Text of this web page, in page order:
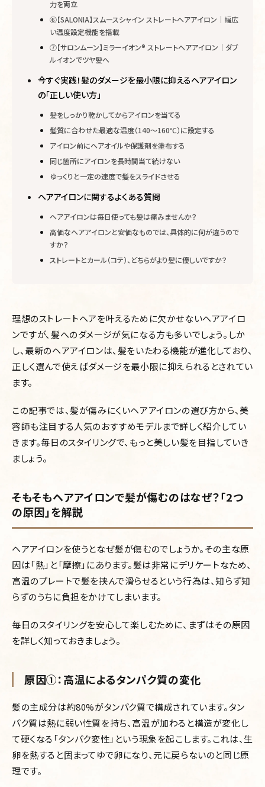
力を両立
⑥【SALONIA】スムースシャイン ストレートヘアアイロン｜幅広
い温度設定機能を搭載
⑦【サロンムーン】ミラーイオン®︎ ストレートヘアアイロン｜ダブ
ルイオンでツヤ髪へ
今すぐ実践！髪のダメージを最小限に抑えるヘアアイロン
の「正しい使い方」
髪をしっかり乾かしてからアイロンを当てる
髪質に合わせた最適な温度（140～160℃）に設定する
アイロン前にヘアオイルや保護剤を塗布する
同じ箇所にアイロンを長時間当て続けない
ゆっくりと一定の速度で髪をスライドさせる
ヘアアイロンに関するよくある質問
ヘアアイロンは毎日使っても髪は痛みませんか？
高価なヘアアイロンと安価なものでは、具体的に何が違うので
すか？
ストレートとカール（コテ）、どちらがより髪に優しいですか？
理想のストレートヘアを叶えるために欠かせないヘアアイロ
ンですが、髪へのダメージが気になる方も多いでしょう。しか
し、最新のヘアアイロンは、髪をいたわる機能が進化しており、
正しく選んで使えばダメージを最小限に抑えられるとされてい
ます。
この記事では、髪が傷みにくいヘアアイロンの選び方から、美
容師も注目する人気のおすすめモデルまで詳しく紹介してい
きます。毎日のスタイリングで、もっと美しい髪を目指していき
ましょう。
そもそもヘアアイロンで髪が傷むのはなぜ？「2つ
の原因」を解説
ヘアアイロンを使うとなぜ髪が傷むのでしょうか。その主な原
因は「熱」と「摩擦」にあります。髪は非常にデリケートなため、
高温のプレートで髪を挟んで滑らせるという行為は、知らず知
らずのうちに負担をかけてしまいます。
毎日のスタイリングを安心して楽しむために、まずはその原因
を詳しく知っておきましょう。
原因①：高温によるタンパク質の変化
髪の主成分は約80%がタンパク質で構成されています。タン
パク質は熱に弱い性質を持ち、高温が加わると構造が変化し
て硬くなる「タンパク変性」という現象を起こします。これは、生
卵を熱すると固まってゆで卵になり、元に戻らないのと同じ原
理です。